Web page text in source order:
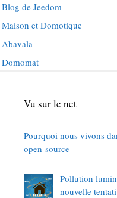
Blog de Jeedom
Maison et Domotique
Abavala
Domomat
Vu sur le net
Pourquoi nous vivons
open-source
Pollution
nouvelle